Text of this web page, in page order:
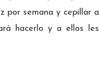
por semana y cepillar a
hacerlo y a ellos les